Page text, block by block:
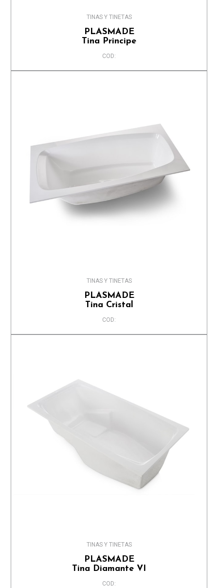
TINAS Y TINETAS
PLASMADE
Tina Principe
COD:
TINAS Y TINETAS
PLASMADE
Tina Cristal
COD:
TINAS Y TINETAS
PLASMADE
Tina Diamante VI
COD: